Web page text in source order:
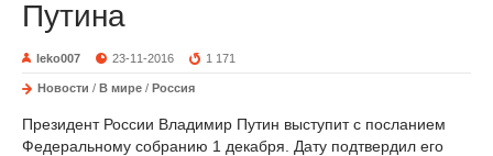
Путина
leko007 23-11-2016 1 171
Новости / В мире / Россия
Президент России Владимир Путин выступит с посланием
Федеральному собранию 1 декабря. Дату подтвердил его